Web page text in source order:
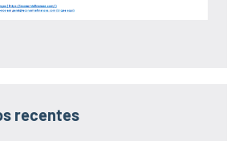
recentes